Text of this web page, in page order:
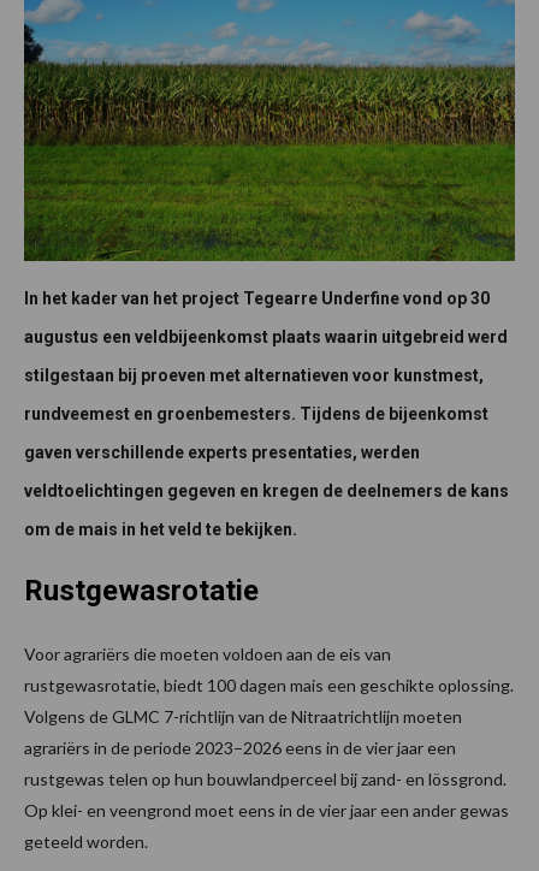
In het kader van het project Tegearre Underfine vond op 30
augustus een veldbijeenkomst plaats waarin uitgebreid werd
stilgestaan bij proeven met alternatieven voor kunstmest,
rundveemest en groenbemesters. Tijdens de bijeenkomst
gaven verschillende experts presentaties, werden
veldtoelichtingen gegeven en kregen de deelnemers de kans
om de mais in het veld te bekijken.
Rustgewasrotatie
Voor agrariërs die moeten voldoen aan de eis van
rustgewasrotatie, biedt 100 dagen mais een geschikte oplossing.
Volgens de GLMC 7-richtlijn van de Nitraatrichtlijn moeten
agrariërs in de periode 2023–2026 eens in de vier jaar een
rustgewas telen op hun bouwlandperceel bij zand- en lössgrond.
Op klei- en veengrond moet eens in de vier jaar een ander gewas
geteeld worden.